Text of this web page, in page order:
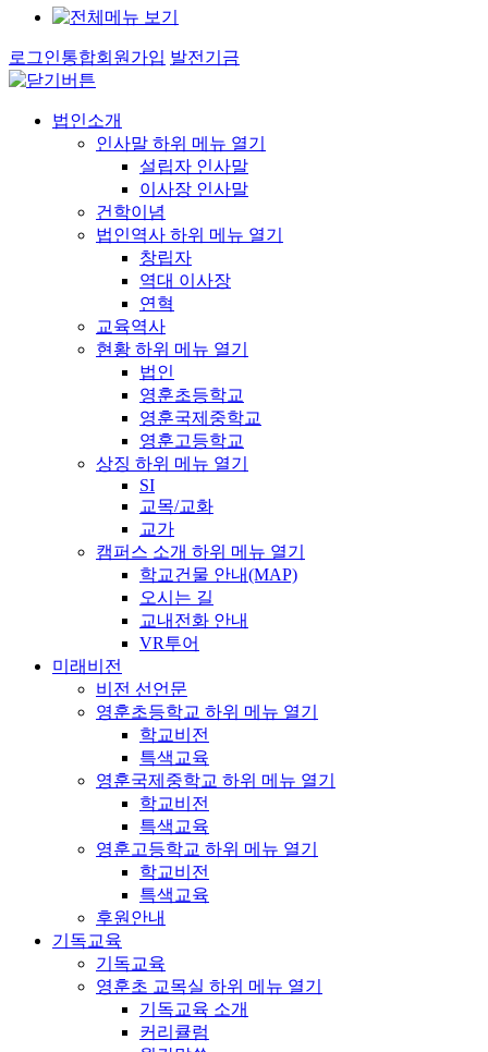
로그인통합회원가입 발전기금
법인소개
인사말 하위 메뉴 열기
설립자 인사말
이사장 인사말
건학이념
법인역사 하위 메뉴 열기
창립자
역대 이사장
연혁
교육역사
현황 하위 메뉴 열기
법인
영훈초등학교
영훈국제중학교
영훈고등학교
상징 하위 메뉴 열기
SI
교목/교화
교가
캠퍼스 소개 하위 메뉴 열기
학교건물 안내(MAP)
오시는 길
교내전화 안내
VR투어
미래비전
비전 선언문
영훈초등학교 하위 메뉴 열기
학교비전
특색교육
영훈국제중학교 하위 메뉴 열기
학교비전
특색교육
영훈고등학교 하위 메뉴 열기
학교비전
특색교육
후원안내
기독교육
기독교육
영훈초 교목실 하위 메뉴 열기
기독교육 소개
커리큘럼